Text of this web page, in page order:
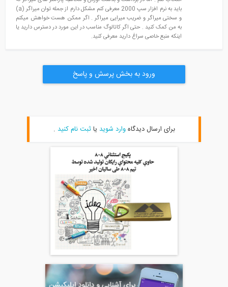
باید به نرم افزار سپ 2000 معرفی کنم مشکل دارم از جمله توان میراگر (a)
و سختی میراگر و ضریب میرایی میراگر . اگر ممکن هست خواهش میکنم
به من کمک کنید . حتی اگر کاتالوگ مناسب در این مورد در دسترس دارید یا
اینکه منبع خاصی سراغ دارید معرفی کنید.
ورود به بخش پرسش و پاسخ
برای ارسال دیدگاهوارد شویدیاثبت نام کنید.